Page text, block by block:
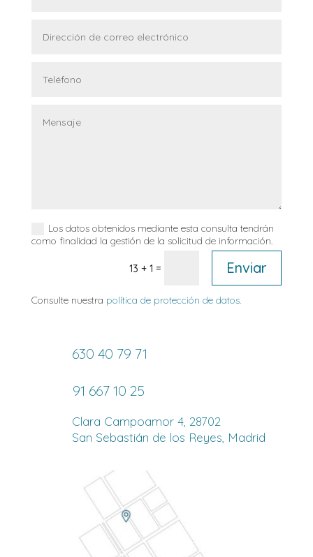
Los datos obtenidos mediante esta consulta tendrán
como finalidad la gestión de la solicitud de información.
13 + 1 = Enviar
Consulte nuestra política de protección de datos.
630 40 79 71
91 667 10 25
Clara Campoamor 4, 28702
San Sebastián de los Reyes, Madrid